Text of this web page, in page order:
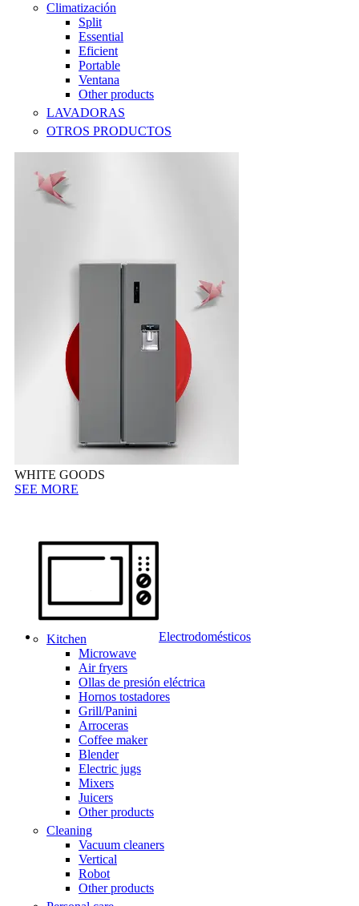
Climatización
Split
Essential
Eficient
Portable
Ventana
Other products
LAVADORAS
OTROS PRODUCTOS
WHITE GOODS
SEE MORE
Electrodomésticos
Kitchen
Microwave
Air fryers
Ollas de presión eléctrica
Hornos tostadores
Grill/Panini
Arroceras
Coffee maker
Blender
Electric jugs
Mixers
Juicers
Other products
Cleaning
Vacuum cleaners
Vertical
Robot
Other products